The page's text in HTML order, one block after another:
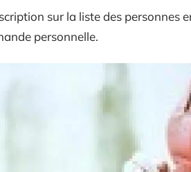
sur la liste des personnes
personnelle.